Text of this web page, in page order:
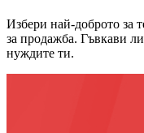
Избери най-доброто за
за продажба. Гъвкави
нуждите ти.